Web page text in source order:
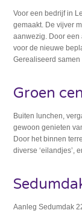
Voor een bedrijf in
gemaakt. De vijver
aanwezig. Door een
voor de nieuwe
Gerealiseerd
Groen
Buiten lunchen,
gewoon genieten
Door het binnen
diverse ‘eilandjes’,
Aanleg Sedumdak